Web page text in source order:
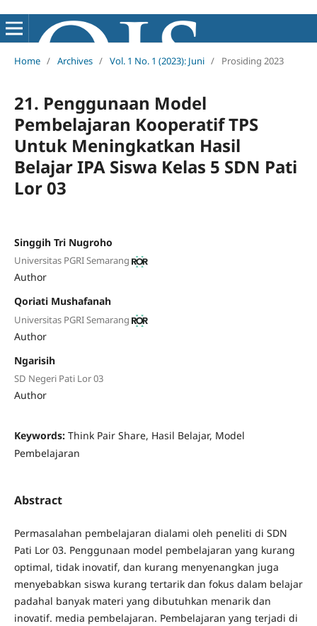
Home / Archives / Vol. 1 No. 1 (2023): Juni / Prosiding 2023
21. Penggunaan Model
Pembelajaran Kooperatif TPS
Untuk Meningkatkan Hasil
Belajar IPA Siswa Kelas 5 SDN Pati
Lor 03
Singgih Tri Nugroho
Universitas PGRI Semarang
Author
Qoriati Mushafanah
Universitas PGRI Semarang
Author
Ngarisih
SD Negeri Pati Lor 03
Author
Keywords: Think Pair Share, Hasil Belajar, Model
Pembelajaran
Abstract
Permasalahan pembelajaran dialami oleh peneliti di SDN
Pati Lor 03. Penggunaan model pembelajaran yang kurang
optimal, tidak inovatif, dan kurang menyenangkan juga
menyebabkan siswa kurang tertarik dan fokus dalam belajar
padahal banyak materi yang dibutuhkan menarik dan
inovatif. media pembelajaran. Pembelajaran yang terjadi di